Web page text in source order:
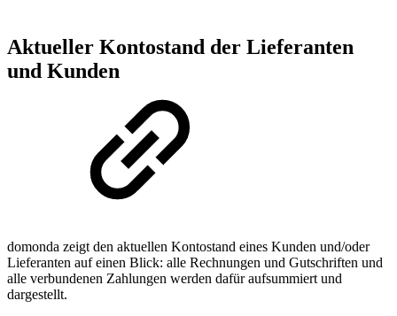
Aktueller Kontostand der Lieferanten
und Kunden
domonda zeigt den aktuellen Kontostand eines Kunden und/oder
Lieferanten auf einen Blick: alle Rechnungen und Gutschriften und
alle verbundenen Zahlungen werden dafür aufsummiert und
dargestellt.